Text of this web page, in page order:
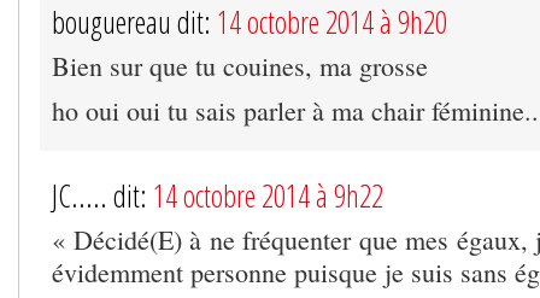
bouguereau dit: 14 octobre 2014 à 9h20
Bien sur que tu couines, ma grosse
ho oui oui tu sais parler à ma chair féminine..
JC..... dit: 14 octobre 2014 à 9h22
« Décidé(E) à ne fréquenter que mes
évidemment personne puisque je suis sans